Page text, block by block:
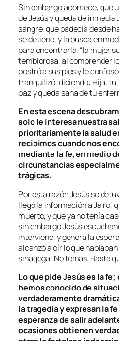
Sin embargo acontece, que
de Jesús y queda de
sangre, que padecía desde
se detiene, y la busca en
para encontrarla, “la mujer
temblorosa, al comprender
postró a sus pies y le
tranquilizó, diciendo: Hija, tu
paz y queda sana de tu
En esta escena
solo le interesa nuestra
prioritariamente la salud
recibimos cuando nos
mediante la fe, en medio
circunstancias
trágicas.
Por esta razón Jesús se
llegó la información a Jairo,
muerto, y que ya no tenía
sin embargo Jesús
interviene, y genera la
alcanzó a oír lo que
sinagoga: No temas. Basta
Lo que pide Jesús es la
hemos conocido de
verdaderamente
la tragedia y expresan la
esperanza de salir
ocasiones obtienen